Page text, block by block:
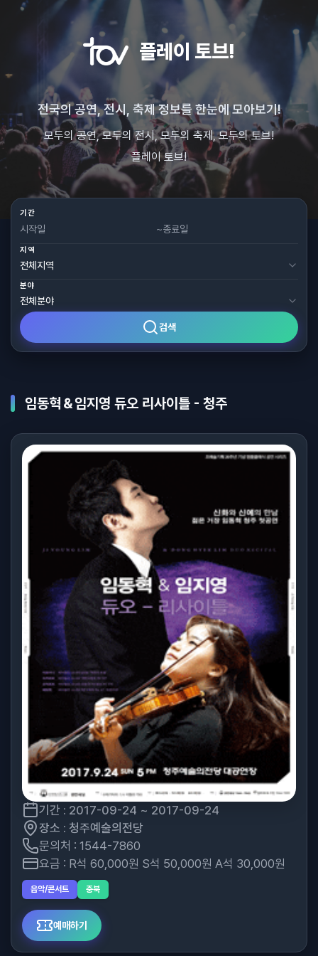
플레이 토브!
전국의 공연, 전시, 축제 정보를 한눈에 모아보기!
모두의 공연, 모두의 전시, 모두의 축제, 모두의 토브!
플레이 토브!
기간
~
지역
분야
검색
임동혁＆임지영 듀오 리사이틀 - 청주
기간 : 2017-09-24 ~ 2017-09-24
장소 : 청주예술의전당
문의처 : 1544-7860
요금 : R석 60,000원 S석 50,000원 A석 30,000원
음악/콘서트 충북
예매하기